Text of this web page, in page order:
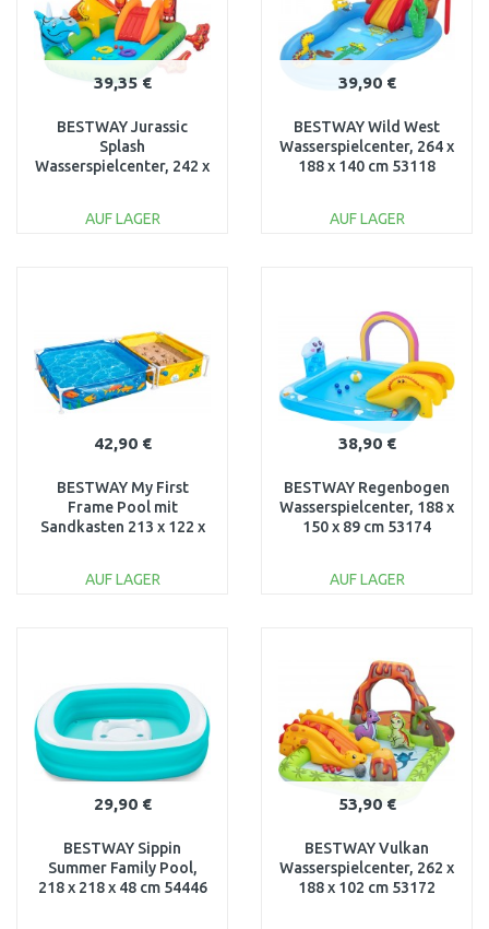
39,35 €
BESTWAY Jurassic
Splash
Wasserspielcenter, 242 x
AUF LAGER
39,90 €
BESTWAY Wild West
Wasserspielcenter, 264 x
188 x 140 cm 53118
AUF LAGER
Vergleichen
42,90 €
BESTWAY My First
Frame Pool mit
Sandkasten 213 x 122 x
AUF LAGER
38,90 €
BESTWAY Regenbogen
Wasserspielcenter, 188 x
150 x 89 cm 53174
AUF LAGER
Vergleichen
29,90 €
BESTWAY Sippin
Summer Family Pool,
218 x 218 x 48 cm 54446
53,90 €
BESTWAY Vulkan
Wasserspielcenter, 262 x
188 x 102 cm 53172